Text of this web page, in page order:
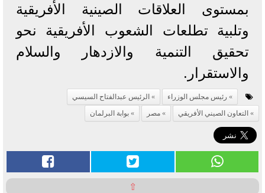
بمستوى العلاقات الصينية الأفريقية
وتلبية تطلعات الشعوب الأفريقية نحو
تحقيق التنمية والازدهار والسلام
والاستقرار.
رئيس مجلس الوزراء
الرئيس عبدالفتاح السيسي
التعاون الصيني الأفريقي
مصر بوابة البرلمان
⇧